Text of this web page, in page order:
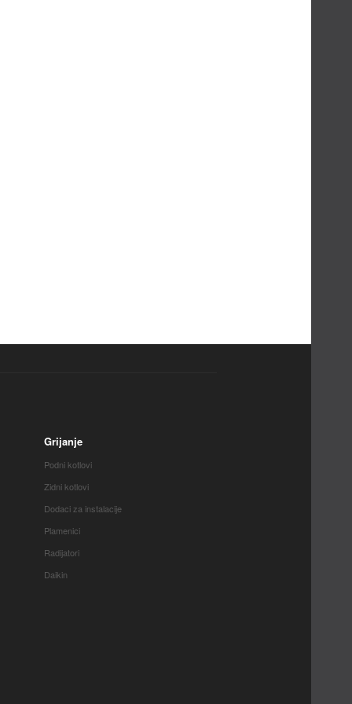
Grijanje
Podni kotlovi
Zidni kotlovi
Dodaci za instalacije
Plamenici
Radijatori
Daikin